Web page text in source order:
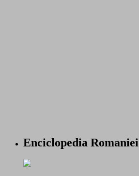
Enciclopedia Romaniei